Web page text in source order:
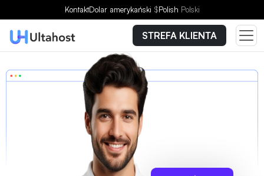
KontaktDolar amerykański $Polish Polski
STREFA KLIENTA